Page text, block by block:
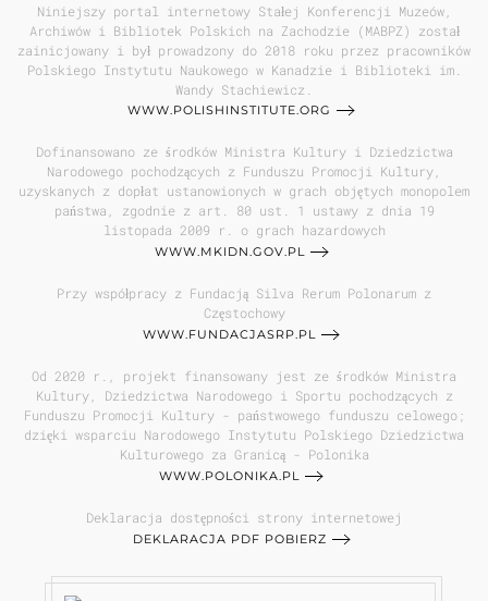
Niniejszy portal internetowy Stałej Konferencji Muzeów,
Archiwów i Bibliotek Polskich na Zachodzie (MABPZ) został
zainicjowany i był prowadzony do 2018 roku przez pracowników
Polskiego Instytutu Naukowego w Kanadzie i Biblioteki im.
Wandy Stachiewicz.
WWW.POLISHINSTITUTE.ORG
Dofinansowano ze środków Ministra Kultury i Dziedzictwa
Narodowego pochodzących z Funduszu Promocji Kultury,
uzyskanych z dopłat ustanowionych w grach objętych monopolem
państwa, zgodnie z art. 80 ust. 1 ustawy z dnia 19
listopada 2009 r. o grach hazardowych
WWW.MKIDN.GOV.PL
Przy współpracy z Fundacją Silva Rerum Polonarum z
Częstochowy
WWW.FUNDACJASRP.PL
Od 2020 r., projekt finansowany jest ze środków Ministra
Kultury, Dziedzictwa Narodowego i Sportu pochodzących z
Funduszu Promocji Kultury - państwowego funduszu celowego;
dzięki wsparciu Narodowego Instytutu Polskiego Dziedzictwa
Kulturowego za Granicą - Polonika
WWW.POLONIKA.PL
Deklaracja dostępności strony internetowej
DEKLARACJA PDF POBIERZ